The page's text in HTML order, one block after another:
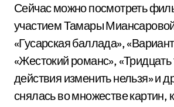
Сейчас можно посмотреть
участием Тамары
«Гусарская баллада»,
«Жестокий романс»,
действия изменить нельзя» и
снялась во множестве картин,